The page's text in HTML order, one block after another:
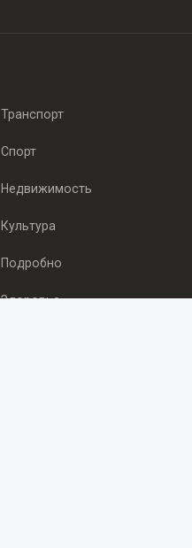
Транспорт
Спорт
Недвижимость
Культура
Подробно
Здоровье